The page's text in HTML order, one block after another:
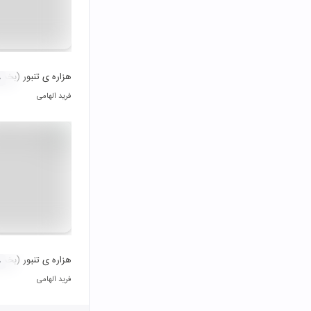
هزاره ی تنبور
فرید الهامی
هزاره ی تنبور
فرید الهامی